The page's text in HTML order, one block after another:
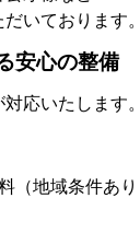
いております。
安心の整備
応いたします。
（地域条件あり